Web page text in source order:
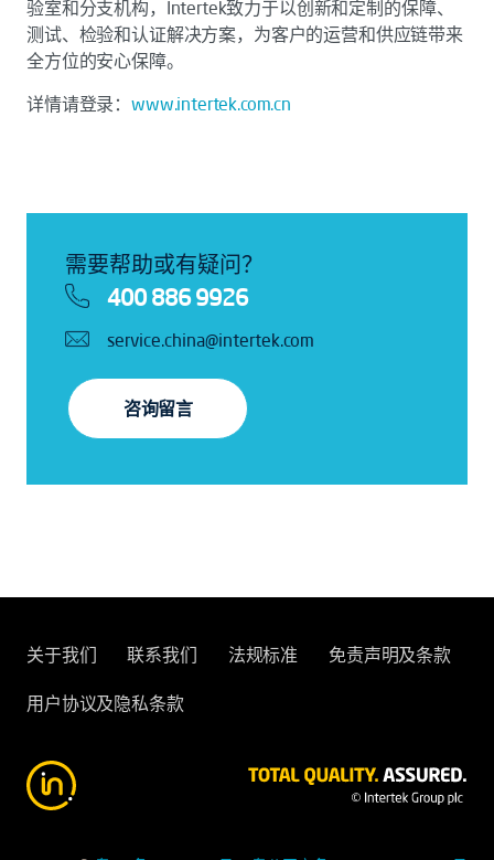
验室和分支机构，Intertek致力于以创新和定制的保障、
测试、检验和认证解决方案，为客户的运营和供应链带来
全方位的安心保障。
详情请登录：www.intertek.com.cn
需要帮助或有疑问？
400 886 9926
service.china@intertek.com
咨询留言
关于我们 联系我们 法规标准 免责声明及条款
用户协议及隐私条款